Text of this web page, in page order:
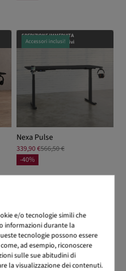
SPEDIZIONE IMMEDIATA
Da 5 a 7 giorni lavorativi
Accessori inclusi!
Nexa Pulse
339,90 €566,50 €
-40%
e/o tecnologie simili che
informazioni durante la
tecnologie possono essere
ad esempio, riconoscere
sulle sue abitudini di
la visualizzazione dei contenuti.